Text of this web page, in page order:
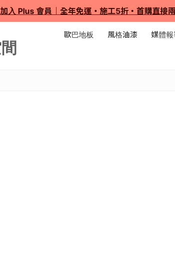
加入 Plus 會員｜全年免運・施工5折・首購直接
歐巴地板 風格油漆 媒體